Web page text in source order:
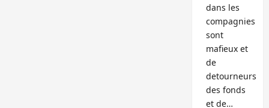
dans les
compagnies
sont
mafieux et
de
detourneurs
des fonds
et de…